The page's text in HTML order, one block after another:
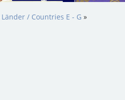
Länder / Countries E - G »